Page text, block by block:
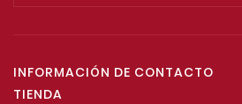
INFORMACIÓN DE CONTACTO
TIENDA